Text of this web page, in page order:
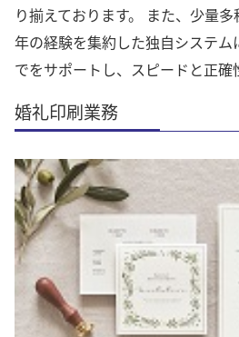
り揃えております。 また、少量
年の経験を集約した独自システ
でをサポートし、スピードと正確
婚礼印刷業務